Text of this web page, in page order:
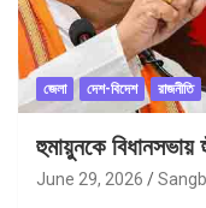
জেলা দেশ-বিদেশ রাজনীতি
হুমায়ুনকে বিধানসভায়
June 29, 2026